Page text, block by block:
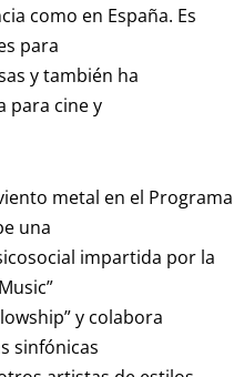
como en España. Es
para
y también ha
para cine y
metal en el Programa
una
impartida por la
y colabora
sinfónicas